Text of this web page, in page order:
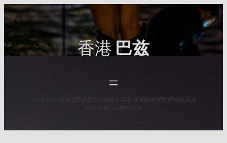
Skip
to
content
香港巴兹
与HK Baz一起发现香港最出名的夜生活点. 探索最佳酒吧,俱乐部,以及
2025年难忘之夜的活动.